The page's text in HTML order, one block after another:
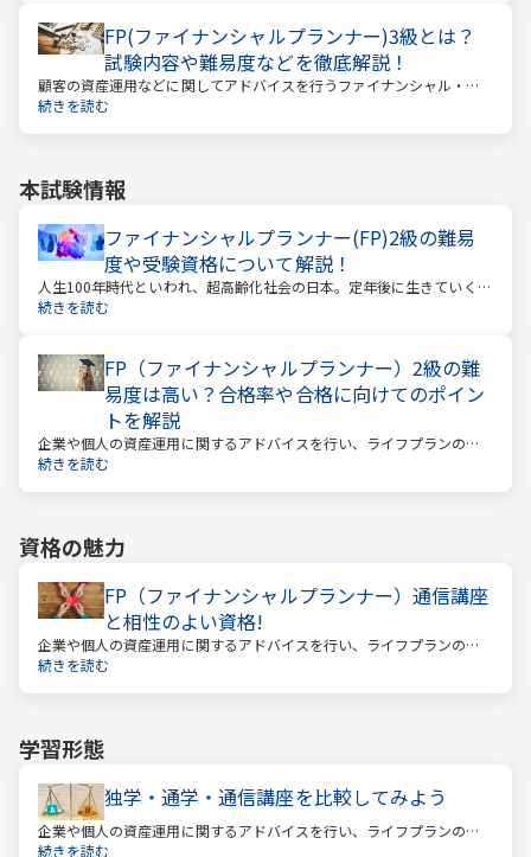
FP(ファイナンシャルプランナー)3級とは？
試験内容や難易度などを徹底解説！
顧客の資産運用などに関してアドバイスを行うファイナンシャル・プ
ランナー。このファイナンシャル・プランナーとして働くときに、大
続きを読む
本試験情報
ファイナンシャルプランナー(FP)2級の難易
度や受験資格について解説！
人生100年時代といわれ、超高齢化社会の日本。定年後に生きていく時
間も当然長くなっています。今どんな年齢の人でも、安心して暮らし
続きを読む
FP（ファイナンシャルプランナー）2級の難
易度は高い？合格率や合格に向けてのポイン
トを解説
企業や個人の資産運用に関するアドバイスを行い、ライフプランの設
計を提案するファイナンシャルプランナー。
続きを読む
資格の魅力
FP（ファイナンシャルプランナー）通信講座
と相性のよい資格!
企業や個人の資産運用に関するアドバイスを行い、ライフプランの設
計を提案するファイナンシャルプランナー
続きを読む
学習形態
独学・通学・通信講座を比較してみよう
企業や個人の資産運用に関するアドバイスを行い、ライフプランの設
計を提案するファイナンシャルプランナー。
続きを読む